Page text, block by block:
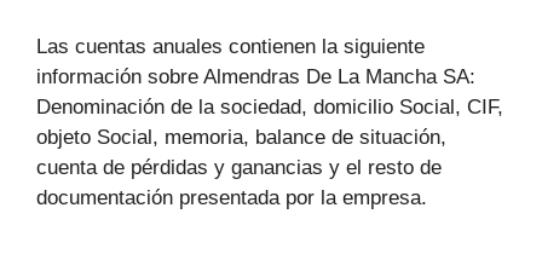
Las cuentas anuales contienen la siguiente
información sobre Almendras De La Mancha SA:
Denominación de la sociedad, domicilio Social, CIF,
objeto Social, memoria, balance de situación,
cuenta de pérdidas y ganancias y el resto de
documentación presentada por la empresa.